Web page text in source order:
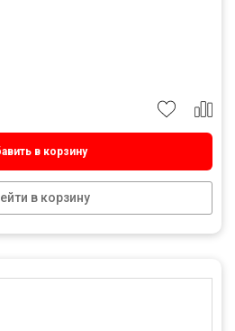
в корзину
в корзину